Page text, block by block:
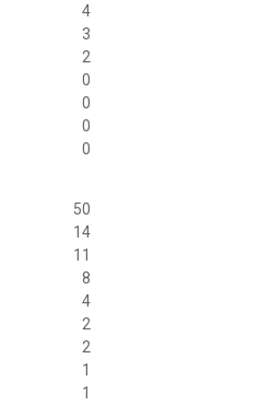
4
3
2
0
0
0
0
50
14
11
8
4
2
2
1
1